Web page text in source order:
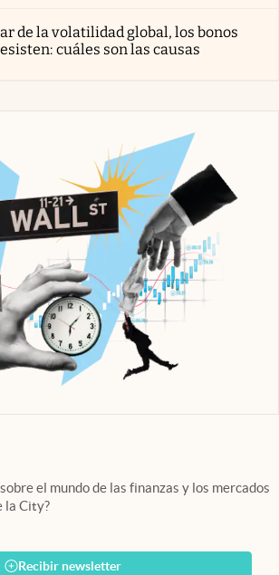
de la volatilidad global, los bonos
cuáles son las causas
nueva pestaña
el mundo de las finanzas y los mercados
la City?
Recibir newsletter